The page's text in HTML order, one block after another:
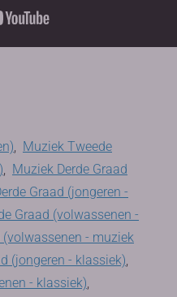
, Muziek Tweede
, Muziek Derde Graad
Graad (jongeren -
Graad (volwassenen -
(volwassenen - muziek
(jongeren - klassiek),
- klassiek),